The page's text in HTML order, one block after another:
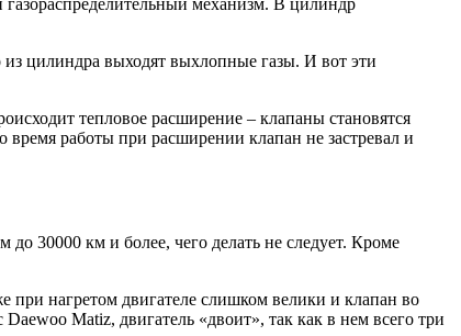
из цилиндра выходят выхлопные газы. И вот эти
тепловое расширение – клапаны становятся
работы при расширении клапан не застревал и
30000 км и более, чего делать не следует. Кроме
при нагретом двигателе слишком велики и клапан во
Matiz, двигатель «двоит», так как в нем всего три